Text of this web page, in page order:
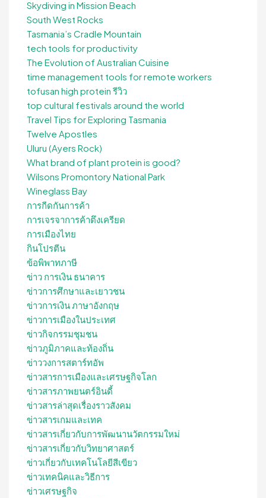
Skydiving in Mission Beach
South West Rocks
Tasmania’s Cradle Mountain
tech tools for productivity
The Evolution of Australian Cuisine
time management tools for remote workers
tofusan high protein รีวิว
top cultural festivals around the world
Travel Tips for Exploring Tasmania
Twelve Apostles
Uluru (Ayers Rock)
What brand of plant protein is good?
Wilsons Promontory National Park
Wineglass Bay
การกีดกันการค้า
การเจรจาการค้าตึงเครียด
การเมืองไทย
กินโปรตีน
ข้อพิพาทภาษี
ข่าว การเงิน ธนาคาร
ข่าวการศึกษาและเยาวชน
ข่าวการเงิน ภาษาอังกฤษ
ข่าวการเมืองในประเทศ
ข่าวกิจกรรมชุมชน
ข่าวภูมิภาคและท้องถิ่น
ข่าววงการสตาร์ทอัพ
ข่าวสารการเมืองและเศรษฐกิจโลก
ข่าวสารภาพยนตร์อินดี้
ข่าวสารล่าสุดเรื่องราวสังคม
ข่าวสารเกมและเทค
ข่าวสารเกี่ยวกับการพัฒนานวัตกรรมใหม่
ข่าวสารเกี่ยวกับวิทยาศาสตร์
ข่าวเกี่ยวกับเทคโนโลยีสีเขียว
ข่าวเทคนิคและวิธีการ
ข่าวเศรษฐกิจ